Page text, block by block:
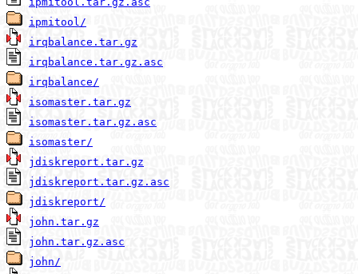
ipmitool/
irqbalance.tar.gz
irqbalance.tar.gz.asc
irqbalance/
isomaster.tar.gz
isomaster.tar.gz.asc
isomaster/
jdiskreport.tar.gz
jdiskreport.tar.gz.asc
jdiskreport/
john.tar.gz
john.tar.gz.asc
john/